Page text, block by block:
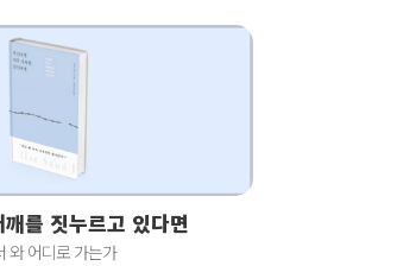
를 짓누르고 있다면
와 어디로 가는가